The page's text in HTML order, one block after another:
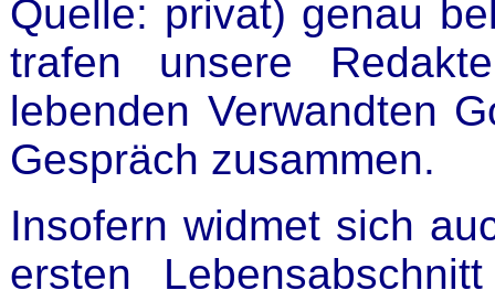
Quelle: privat) genau
trafen unsere
lebenden Verwandten
Gespräch zusammen.
Insofern widmet sich
ersten